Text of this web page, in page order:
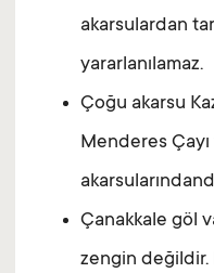
akarsulardan
yararlanılamaz.
Çoğu akarsu
Menderes Çayı
Çanakkale göl
zengin